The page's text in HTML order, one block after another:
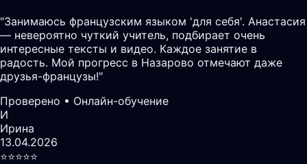
"Занимаюсь французским языком 'для себя'. Анастасия
— невероятно чуткий учитель, подбирает очень
интересные тексты и видео. Каждое занятие в
радость. Мой прогресс в Назарово отмечают даже
друзья-французы!"
Проверено • Онлайн-обучение
И
Ирина
13.04.2026
⭐️⭐️⭐️⭐️⭐️